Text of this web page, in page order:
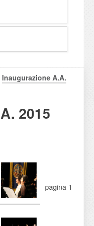
Inaugurazione A.A.
2015
pagina 1